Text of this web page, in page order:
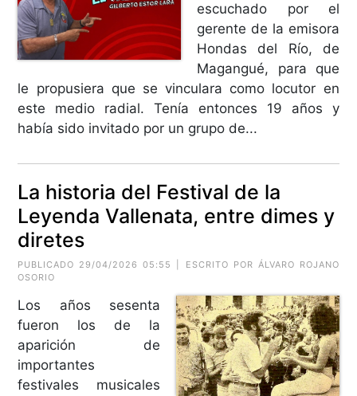
escuchado por el
gerente de la emisora
Hondas del Río, de
Magangué, para que
le propusiera que se vinculara como locutor en
este medio radial. Tenía entonces 19 años y
había sido invitado por un grupo de...
La historia del Festival de la
Leyenda Vallenata, entre dimes y
diretes
PUBLICADO 29/04/2026 05:55 | ESCRITO POR ÁLVARO ROJANO
OSORIO
Los años sesenta
fueron los de la
aparición de
importantes
festivales musicales